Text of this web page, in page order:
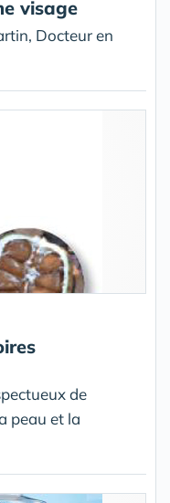
visage
Docteur en
de
peau et la